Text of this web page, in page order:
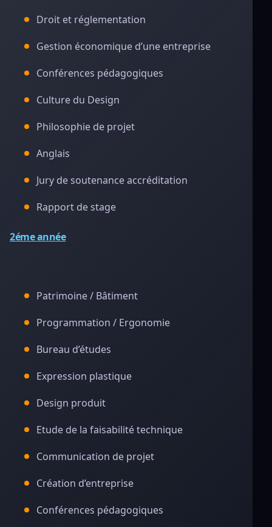
Droit et réglementation
Gestion économique d’une entreprise
Conférences pédagogiques
Culture du Design
Philosophie de projet
Anglais
Jury de soutenance accréditation
Rapport de stage
2éme année
Patrimoine / Bâtiment
Programmation / Ergonomie
Bureau d’études
Expression plastique
Design produit
Etude de la faisabilité technique
Communication de projet
Création d’entreprise
Conférences pédagogiques